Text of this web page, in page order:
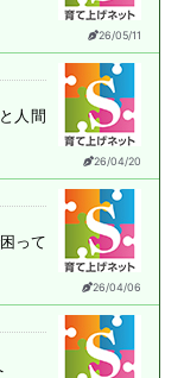
26/05/11
26/04/20
人間
26/04/06
って